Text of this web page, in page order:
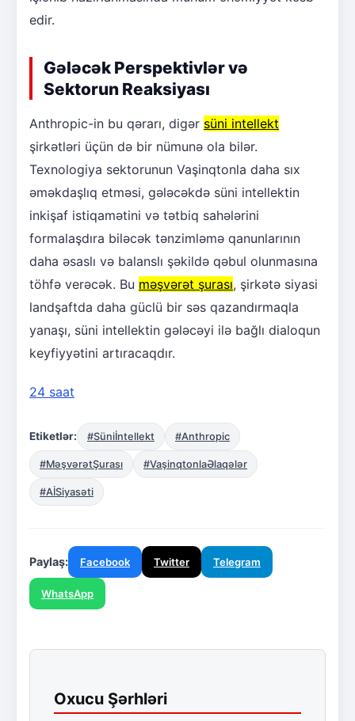
edir.
Gələcək Perspektivlər və
Sektorun Reaksiyası
Anthropic-in bu qərarı, digər süni intellekt
şirkətləri üçün də bir nümunə ola bilər.
Texnologiya sektorunun Vaşinqtonla daha sıx
əməkdaşlıq etməsi, gələcəkdə süni intellektin
inkişaf istiqamətini və tətbiq sahələrini
formalaşdıra biləcək tənzimləmə qanunlarının
daha əsaslı və balanslı şəkildə qəbul olunmasına
töhfə verəcək. Bu məşvərət şurası, şirkətə siyasi
landşaftda daha güclü bir səs qazandırmaqla
yanaşı, süni intellektin gələcəyi ilə bağlı dialoqun
keyfiyyətini artıracaqdır.
24 saat
Etiketlər: #Süniİntellekt #Anthropic
#MəşvərətŞurası #VaşinqtonlaƏlaqələr
#AİSiyasəti
Paylaş: Facebook Twitter Telegram
WhatsApp
Oxucu Şərhləri